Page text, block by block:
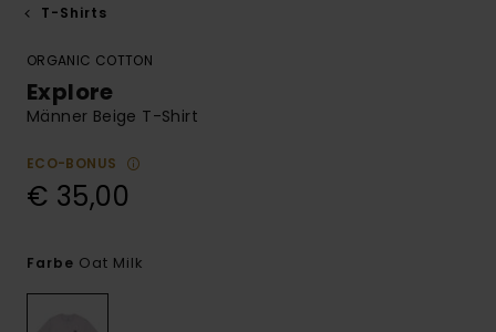
T-Shirts
ORGANIC COTTON
Explore
Männer Beige T-Shirt
ECO-BONUS
€ 35,00
Farbe Oat Milk